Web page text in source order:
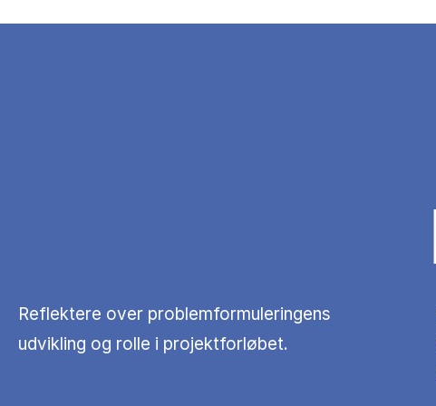
Reflektere over problemformuleringens
udvikling og rolle i projektforløbet.